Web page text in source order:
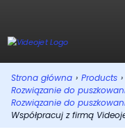
Strona główna › Products ›
Rozwiązanie do
Rozwiązanie do
Współpracuj z firmą